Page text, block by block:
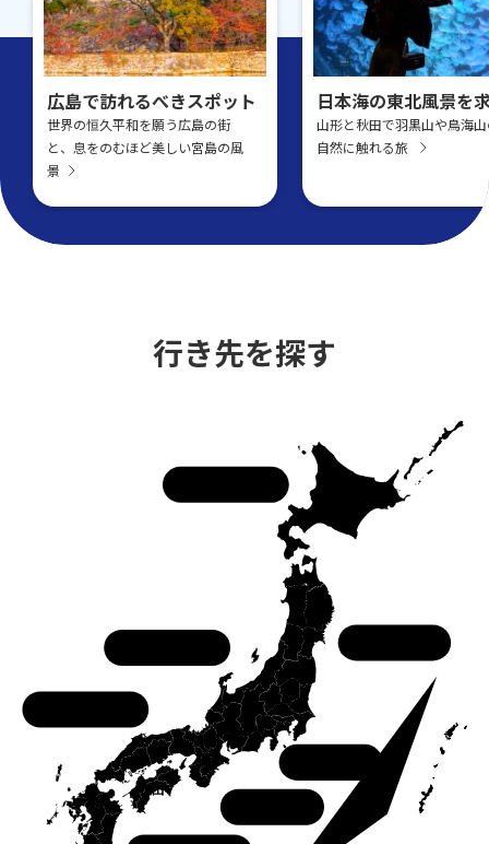
広島で訪れるべきスポット
世界の恒久平和を願う広島の街
と、息をのむほど美しい宮島の風
景
日本海の東北風景を
山形と秋田で羽黒山や鳥海
自然に触れる旅
行き先を探す